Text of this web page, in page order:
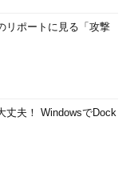
リポートに見る「攻撃
丈夫！ WindowsでDock